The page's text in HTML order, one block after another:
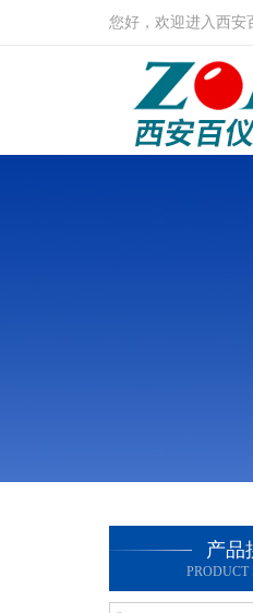
您好，欢迎进入西安
产品
PRODUCT